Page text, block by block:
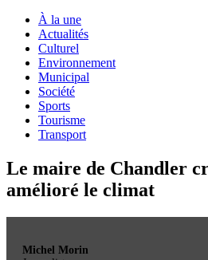
À la une
Actualités
Culturel
Environnement
Municipal
Société
Sports
Tourisme
Transport
Le maire de Chandler
amélioré le climat
Michel Morin